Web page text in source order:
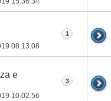
08.13.08
1
e
10.02.56
3